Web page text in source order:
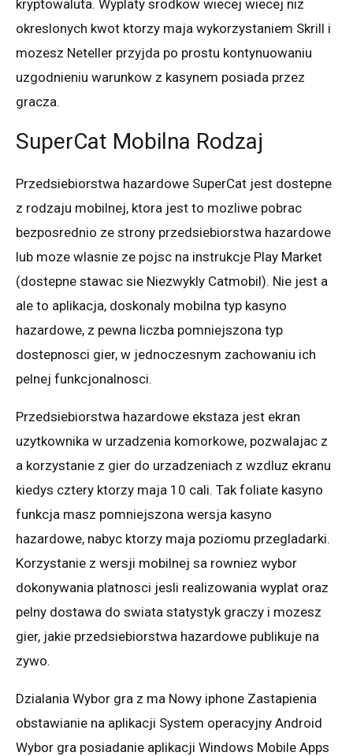
kryptowaluta. Wyplaty srodkow wiecej wiecej niz
okreslonych kwot ktorzy maja wykorzystaniem Skrill i
mozesz Neteller przyjda po prostu kontynuowaniu
uzgodnieniu warunkow z kasynem posiada przez
gracza.
SuperCat Mobilna Rodzaj
Przedsiebiorstwa hazardowe SuperCat jest dostepne
z rodzaju mobilnej, ktora jest to mozliwe pobrac
bezposrednio ze strony przedsiebiorstwa hazardowe
lub moze wlasnie ze pojsc na instrukcje Play Market
(dostepne stawac sie Niezwykly Catmobil). Nie jest a
ale to aplikacja, doskonaly mobilna typ kasyno
hazardowe, z pewna liczba pomniejszona typ
dostepnosci gier, w jednoczesnym zachowaniu ich
pelnej funkcjonalnosci.
Przedsiebiorstwa hazardowe ekstaza jest ekran
uzytkownika w urzadzenia komorkowe, pozwalajac z
a korzystanie z gier do urzadzeniach z wzdluz ekranu
kiedys cztery ktorzy maja 10 cali. Tak foliate kasyno
funkcja masz pomniejszona wersja kasyno
hazardowe, nabyc ktorzy maja poziomu przegladarki.
Korzystanie z wersji mobilnej sa rowniez wybor
dokonywania platnosci jesli realizowania wyplat oraz
pelny dostawa do swiata statystyk graczy i mozesz
gier, jakie przedsiebiorstwa hazardowe publikuje na
zywo.
Dzialania Wybor gra z ma Nowy iphone Zastapienia
obstawianie na aplikacji System operacyjny Android
Wybor gra posiadanie aplikacji Windows Mobile Apps